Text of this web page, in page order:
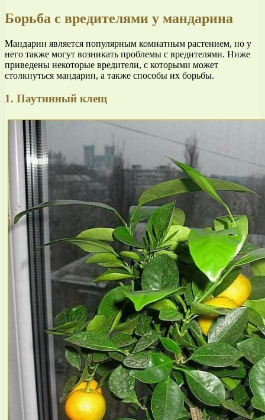
Борьба с вредителями у мандарина
Мандарин является популярным комнатным растением, но у
него также могут возникать проблемы с вредителями. Ниже
приведены некоторые вредители, с которыми может
столкнуться мандарин, а также способы их борьбы.
1. Паутинный клещ